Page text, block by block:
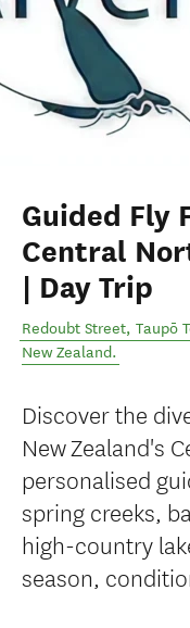
Guided Fly
Central
| Day Trip
Redoubt Street, Taupō
New Zealand.
Discover the
New Zealand's
personalised
spring creeks,
high-country
season,